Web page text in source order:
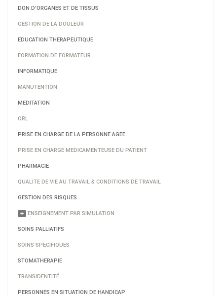
DON D'ORGANES ET DE TISSUS
GESTION DE LA DOULEUR
EDUCATION THERAPEUTIQUE
FORMATION DE FORMATEUR
INFORMATIQUE
MANUTENTION
MEDITATION
ORL
PRISE EN CHARGE DE LA PERSONNE AGEE
PRISE EN CHARGE MEDICAMENTEUSE DU PATIENT
PHARMACIE
QUALITE DE VIE AU TRAVAIL & CONDITIONS DE TRAVAIL
GESTION DES RISQUES
ENSEIGNEMENT PAR SIMULATION
SOINS PALLIATIFS
SOINS SPECIFIQUES
STOMATHERAPIE
TRANSIDENTITÉ
PERSONNES EN SITUATION DE HANDICAP